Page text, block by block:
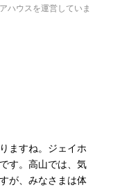
ハウスを運営していま
ますね。ジェイホ
す。高山では、気
が、みなさまは体